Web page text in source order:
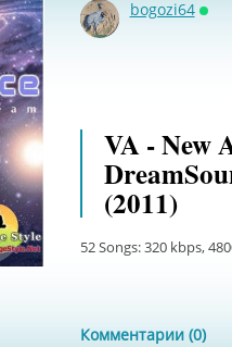
bogozi64
VA - New
(2011)
52 Songs: 320 kbps,
Комментарии (0)